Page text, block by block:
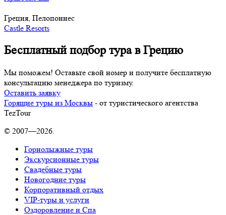
Греция, Пелопоннес
Castle Resorts
Бесплатный подбор тура в Грецию
Мы поможем! Оставьте свой номер и получите бесплатную
консультацию менеджера по туризму.
Оставить заявку
Горящие туры из Москвы - от туристического агентства
TezTour
© 2007—2026.
Горнолыжные туры
Экскурсионные туры
Свадебные туры
Новогодние туры
Корпоративный отдых
VIP-туры и услуги
Оздоровление и Спа